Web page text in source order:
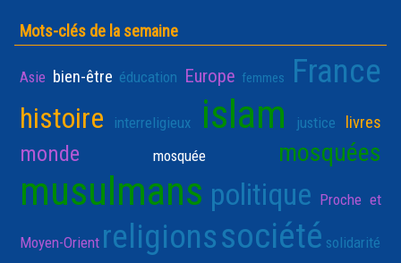
Mots-clés de la semaine
Asie bien-être éducation Europe femmes France
histoire interreligieux islam justice livres
monde mosquée mosquées
musulmans politique Proche et
Moyen-Orient religionssociété solidarité